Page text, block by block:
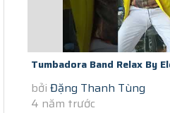
Tumbadora Band Relax By
Lockdown Hello Lionel Richie...
bởi Đặng Thanh Tùng
4 năm trước